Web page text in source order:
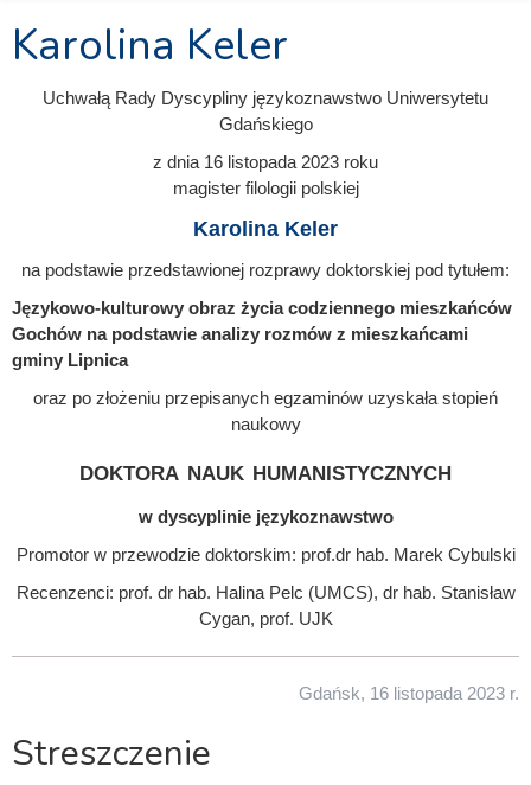
Karolina Keler
Uchwałą Rady Dyscypliny językoznawstwo Uniwersytetu
Gdańskiego
z dnia 16 listopada 2023 roku
magister filologii polskiej
Karolina Keler
na podstawie przedstawionej rozprawy doktorskiej pod tytułem:
Językowo-kulturowy obraz życia codziennego mieszkańców
Gochów na podstawie analizy rozmów z mieszkańcami
gminy Lipnica
oraz po złożeniu przepisanych egzaminów uzyskała stopień
naukowy
doktora nauk humanistycznych
w dyscyplinie językoznawstwo
Promotor w przewodzie doktorskim: prof.dr hab. Marek Cybulski
Recenzenci: prof. dr hab. Halina Pelc (UMCS), dr hab. Stanisław
Cygan, prof. UJK
Gdańsk, 16 listopada 2023 r.
Streszczenie